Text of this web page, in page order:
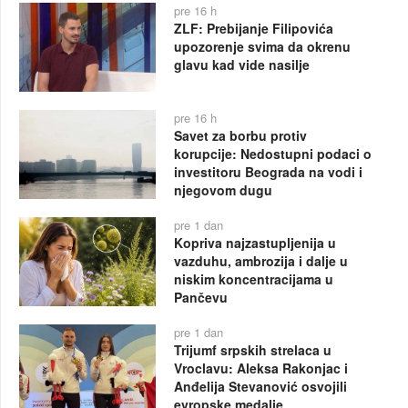
pre 16 h
ZLF: Prebijanje Filipovića
upozorenje svima da okrenu
glavu kad vide nasilje
pre 16 h
Savet za borbu protiv
korupcije: Nedostupni podaci o
investitoru Beograda na vodi i
njegovom dugu
pre 1 dan
Kopriva najzastupljenija u
vazduhu, ambrozija i dalje u
niskim koncentracijama u
Pančevu
pre 1 dan
Trijumf srpskih strelaca u
Vroclavu: Aleksa Rakonjac i
Anđelija Stevanović osvojili
evropske medalje